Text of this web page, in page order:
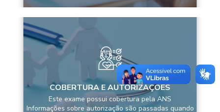
COBERTURA E AUTORIZAÇÕES
Este exame possui cobertura pela ANS
Informações sobre autorização são passadas quando